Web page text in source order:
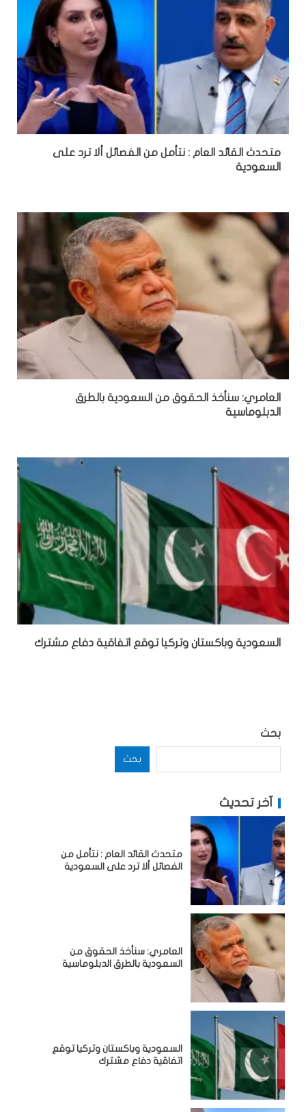
متحدث القائد العام : نتأمل من الفصائل ألا ترد على
السعودية
العامري: سنأخذ الحقوق من السعودية بالطرق
الدبلوماسية
السعودية وباكستان وتركيا توقع اتفاقية دفاع مشترك
بحث
بحث
آخر تحديث
متحدث القائد العام : نتأمل من
الفصائل ألا ترد على السعودية
العامري: سنأخذ الحقوق من
السعودية بالطرق الدبلوماسية
السعودية وباكستان وتركيا توقع
اتفاقية دفاع مشترك